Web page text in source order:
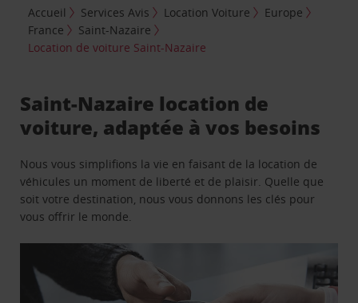
Accueil Services Avis Location Voiture
Europe
France
Saint-Nazaire
Location de voiture Saint-Nazaire
Saint-Nazaire location de
voiture, adaptée à vos besoins
Nous vous simplifions la vie en faisant de la location de
véhicules un moment de liberté et de plaisir. Quelle que
soit votre destination, nous vous donnons les clés pour
vous offrir le monde.